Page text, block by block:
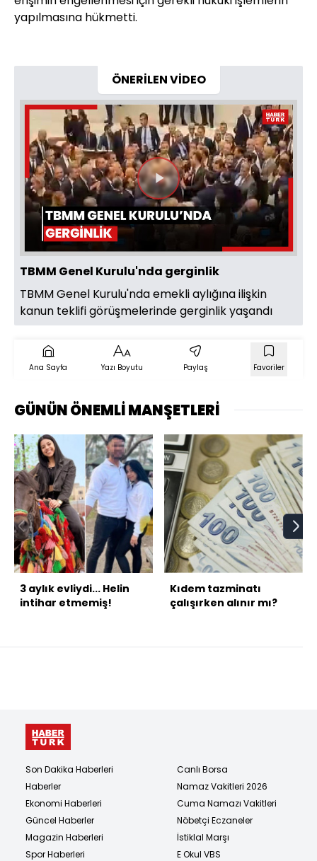
yapılmasına hükmetti.
ÖNERİLEN VİDEO
Videoyu
Oynat
TBMM Genel Kurulu'nda gerginlik
TBMM Genel Kurulu'nda emekli aylığına ilişkin
kanun teklifi görüşmelerinde gerginlik yaşandı
Ana Sayfa Yazı Boyutu Paylaş Favoriler
GÜNÜN ÖNEMLİ MANŞETLERİ
3 aylık evliydi... Helin
intihar etmemiş!
Kıdem tazminatı
çalışırken alınır mı?
Son Dakika Haberleri
Haberler
Ekonomi Haberleri
Güncel Haberler
Magazin Haberleri
Spor Haberleri
Canlı Borsa
Namaz Vakitleri 2026
Cuma Namazı Vakitleri
Nöbetçi Eczaneler
İstiklal Marşı
E Okul VBS